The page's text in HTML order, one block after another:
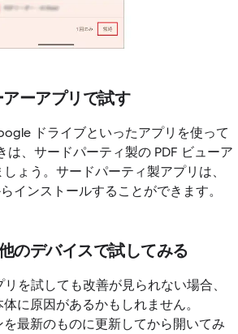
ーアプリで試す
ドライブといったアプリを使って
は、サードパーティ製の PDF ビューア
ょう。サードパーティ製アプリは、
インストールすることができます。
のデバイスで試してみる
を試しても改善が見られない場合、
に原因があるかもしれません。
最新のものに更新してから開いてみ